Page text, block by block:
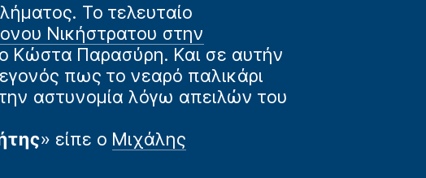
Το τελευταίο
Νικήστρατου στην
Κώστα Παρασύρη. Και σε αυτήν
πως το νεαρό παλικάρι
αστυνομία λόγω απειλών του
» είπε ο Μιχάλης